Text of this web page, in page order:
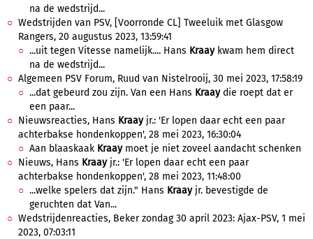
na de wedstrijd...
Wedstrijden van PSV, [Voorronde CL] Tweeluik met Glasgow
Rangers, 20 augustus 2023, 13:59:41
...uit tegen Vitesse namelijk.... Hans Kraaykwam hem direct
na de wedstrijd...
Algemeen PSV Forum, Ruud van Nistelrooij, 30 mei 2023, 17:58:19
...dat gebeurd zou zijn. Van een Hans Kraaydie roept dat er
een paar...
Nieuwsreacties, Hans Kraayjr.: 'Er lopen daar echt een paar
achterbakse hondenkoppen', 28 mei 2023, 16:30:04
Aan blaaskaak Kraaymoet je niet zoveel aandacht schenken
Nieuws, Hans Kraayjr.: 'Er lopen daar echt een paar
achterbakse hondenkoppen', 28 mei 2023, 11:48:00
...welke spelers dat zijn." Hans Kraayjr. bevestigde de
geruchten dat Van...
Wedstrijdenreacties, Beker zondag 30 april 2023: Ajax-PSV, 1 mei
2023, 07:03:11